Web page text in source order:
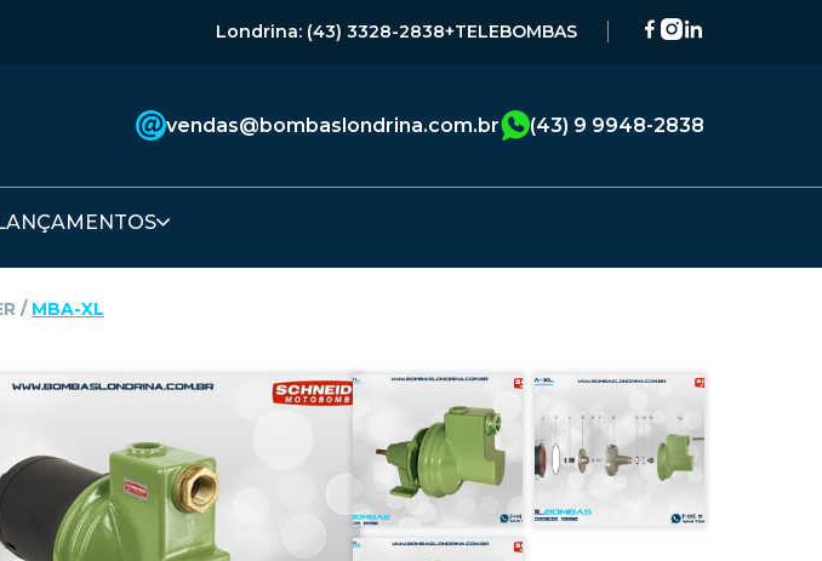
Londrina: (43) 3328-2838+TELEBOMBAS
vendas@bombaslondrina.com.br (43) 9 9948-2838
‎ / ‎ MBA-XL